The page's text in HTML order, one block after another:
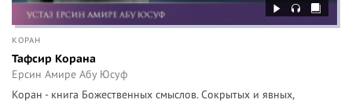
КОРАН
Тафсир Корана
Ерсин Амире Абу Юсуф
Коран - книга Божественных смыслов. Сокрытых и явных,